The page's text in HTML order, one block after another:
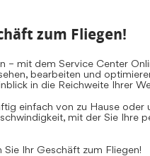
zum Fliegen!
– mit dem Service Center
bearbeiten und
in die Reichweite Ihrer
einfach von zu Hause
mit der Sie Ihre
Ihr Geschäft zum Fliegen!